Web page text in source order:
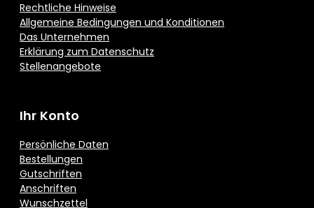
Rechtliche Hinweise
Allgemeine Bedingungen und Konditionen
Das Unternehmen
Erklärung zum Datenschutz
Stellenangebote
Ihr Konto
Persönliche Daten
Bestellungen
Gutschriften
Anschriften
Wunschzettel